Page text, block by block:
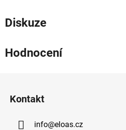
Diskuze
Hodnocení
Kontakt
info@eloas.cz